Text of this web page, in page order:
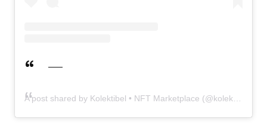
A post shared by Kolektibel • NFT Marketplace (@kolektibelcom)